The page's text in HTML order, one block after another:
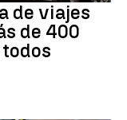
de viajes
de 400